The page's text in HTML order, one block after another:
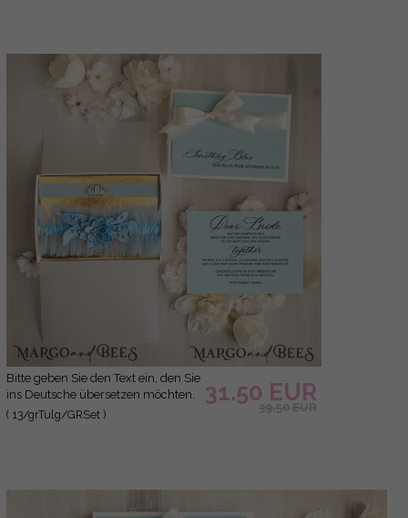
Bitte geben Sie den Text ein, den Sie
ins Deutsche übersetzen möchten.
( 13/grTulg/GRSet )
31.50 EUR
39.50 EUR